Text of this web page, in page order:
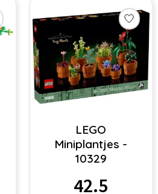
LEGO
Miniplantjes -
10329
42.5